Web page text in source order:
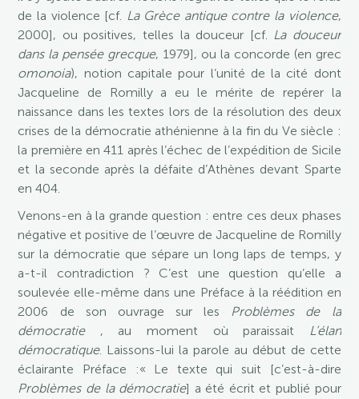
de la violence [cf. La Grèce antique contre la violence,
2000], ou positives, telles la douceur [cf. La douceur
dans la pensée grecque, 1979], ou la concorde (en grec
omonoia), notion capitale pour l’unité de la cité dont
Jacqueline de Romilly a eu le mérite de repérer la
naissance dans les textes lors de la résolution des deux
crises de la démocratie athénienne à la fin du Ve siècle :
la première en 411 après l’échec de l’expédition de Sicile
et la seconde après la défaite d’Athènes devant Sparte
en 404.
Venons-en à la grande question : entre ces deux phases
négative et positive de l’œuvre de Jacqueline de Romilly
sur la démocratie que sépare un long laps de temps, y
a-t-il contradiction ? C’est une question qu’elle a
soulevée elle-même dans une Préface à la réédition en
2006 de son ouvrage sur les Problèmes de la
démocratie, au moment où paraissait L’élan
démocratique. Laissons-lui la parole au début de cette
éclairante Préface :« Le texte qui suit [c’est-à-dire
Problèmes de la démocratie] a été écrit et publié pour